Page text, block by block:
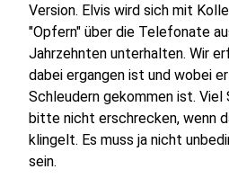
Version. Elvis wird sich mit
"Opfern" über die Telefonate
Jahrzehnten unterhalten. Wir
dabei ergangen ist und wobei
Schleudern gekommen ist. Viel
bitte nicht erschrecken, wenn
klingelt. Es muss ja nicht
sein.